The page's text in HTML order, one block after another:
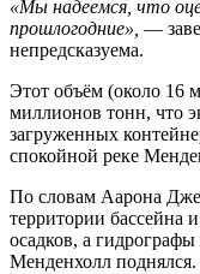
«Мы надеемся, что
прошлогодние», —
непредсказуема.
Этот объём (около 16
миллионов тонн, что
загруженных
спокойной реке
По словам Аарона
территории бассейна
осадков, а
Менденхолл поднялся.